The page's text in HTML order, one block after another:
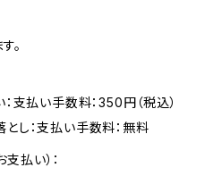
。
支払い手数料：350円（税込）
し：支払い手数料：無料
払い）：